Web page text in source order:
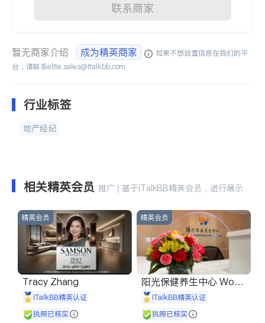
联系商家
暂无商家介绍 成为精英商家
如果不想放置信息在我们的平
台，请联系elite.sales@italkbb.com
行业标签
地产经纪
相关精英会员 推广 | 基于iTalkBB精英会员，进行展示
精英会员
Tracy Zhang
iTalkBB精英认证
执照已核实
精英会员
阳光保健养生中心 World
shine
iTalkBB精英认证
执照已核实